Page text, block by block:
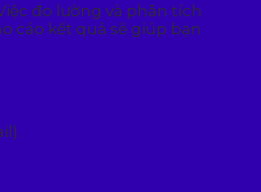
đo lường và phân tích
cáo kết quả sẽ giúp bạn